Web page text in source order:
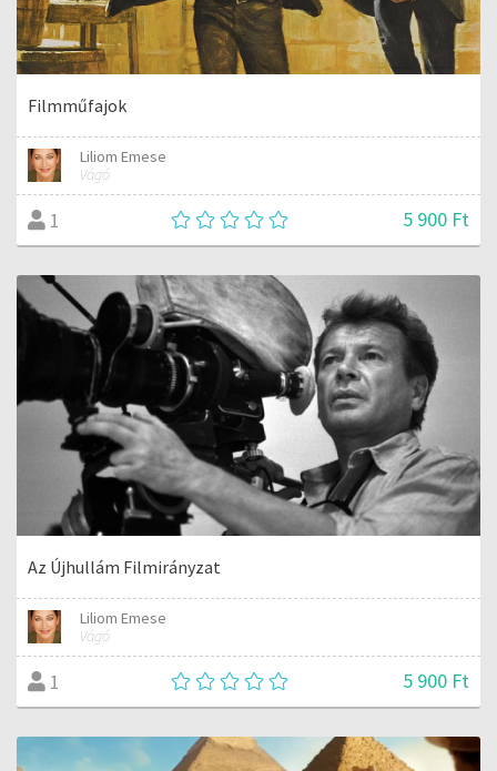
Filmműfajok
Liliom Emese
Vágó
1 5 900 Ft
Az Újhullám Filmirányzat
Liliom Emese
Vágó
1 5 900 Ft